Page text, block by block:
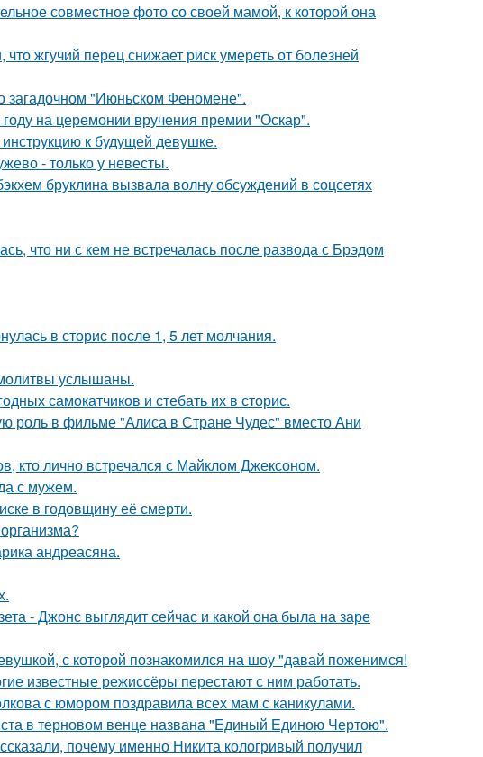
совместное фото со своей мамой, к которой она
жгучий перец снижает риск умереть от болезней
загадочном "Июньском Феномене".
на церемонии вручения премии "Оскар".
к будущей девушке.
- только у невесты.
бруклина вызвала волну обсуждений в соцсетях
что ни с кем не встречалась после развода с Брэдом
в сторис после 1, 5 лет молчания.
услышаны.
самокатчиков и стебать их в сторис.
роль в фильме "Алиса в Стране Чудес" вместо Ани
кто лично встречался с Майклом Джексоном.
с мужем.
в годовщину её смерти.
андреасяна.
- Джонс выглядит сейчас и какой она была на заре
с которой познакомился на шоу "давай поженимся!
известные режиссёры перестают с ним работать.
с юмором поздравила всех мам с каникулами.
в терновом венце названа "Единый Единою Чертою".
почему именно Никита кологривый получил